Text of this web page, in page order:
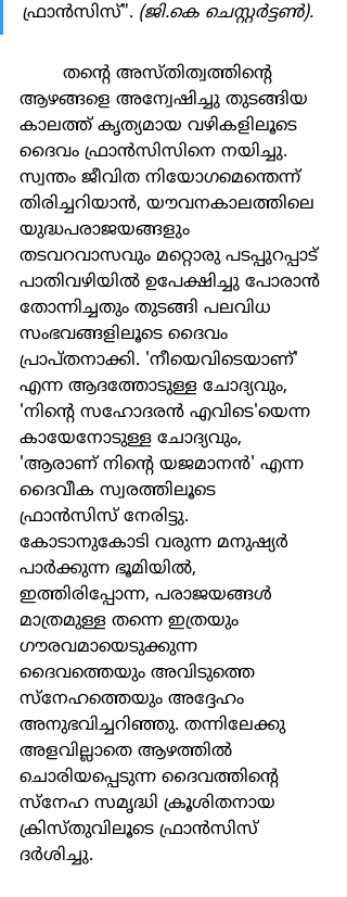
ഫ്രാന്‍സിസ്". (ജി.കെ ചെസ്റ്റര്‍ട്ടണ്‍).
ആഴങ്ങളെ അന്വേഷിച്ചു തുടങ്ങിയ
കാലത്ത് കൃത്യമായ വഴികളിലൂടെ
ദൈവം ഫ്രാന്‍സിസിനെ നയിച്ചു.
സ്വന്തം ജീവിത നിയോഗമെന്തെന്ന്
തിരിച്ചറിയാന്‍, യൗവനകാലത്തിലെ
യുദ്ധപരാജയങ്ങളും
തടവറവാസവും മറ്റൊരു പടപ്പുറപ്പാട്
പാതിവഴിയില്‍ ഉപേക്ഷിച്ചു പോരാന്‍
തോന്നിച്ചതും തുടങ്ങി പലവിധ
സംഭവങ്ങളിലൂടെ ദൈവം
പ്രാപ്തനാക്കി. 'നീയെവിടെയാണ്'
എന്ന ആദത്തോടുള്ള ചോദ്യവും,
'നിന്‍റെ സഹോദരന്‍ എവിടെ'യെന്ന
കായേനോടുള്ള ചോദ്യവും,
'ആരാണ് നിന്‍റെ യജമാനന്‍' എന്ന
ദൈവീക സ്വരത്തിലൂടെ
ഫ്രാന്‍സിസ് നേരിട്ടു.
കോടാനുകോടി വരുന്ന മനുഷ്യര്‍
പാര്‍ക്കുന്ന ഭൂമിയില്‍,
ഇത്തിരിപ്പോന്ന, പരാജയങ്ങള്‍
മാത്രമുള്ള തന്നെ ഇത്രയും
ഗൗരവമായെടുക്കുന്ന
ദൈവത്തെയും അവിടുത്തെ
സ്നേഹത്തെയും അദ്ദേഹം
അനുഭവിച്ചറിഞ്ഞു. തന്നിലേക്കു
അളവില്ലാതെ ആഴത്തില്‍
ചൊരിയപ്പെടുന്ന ദൈവത്തിന്‍റെ
സ്നേഹ സമൃദ്ധി ക്രൂശിതനായ
ക്രിസ്തുവിലൂടെ ഫ്രാന്‍സിസ്
ദര്‍ശിച്ചു.